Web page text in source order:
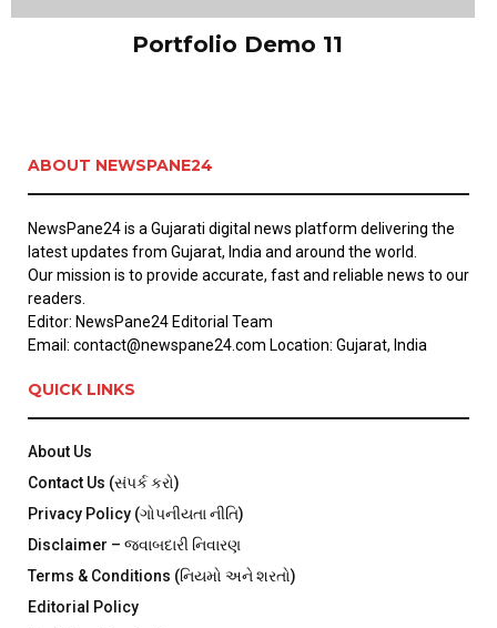
Portfolio Demo 11
ABOUT NEWSPANE24
NewsPane24 is a Gujarati digital news platform delivering the
latest updates from Gujarat, India and around the world.
Our mission is to provide accurate, fast and reliable news to our
readers.
Editor: NewsPane24 Editorial Team
Email: contact@newspane24.com Location: Gujarat, India
QUICK LINKS
About Us
Contact Us (સંપર્ક કરો)
Privacy Policy (ગોપનીયતા નીતિ)
Disclaimer – જવાબદારી નિવારણ
Terms & Conditions (નિયમો અને શરતો)
Editorial Policy